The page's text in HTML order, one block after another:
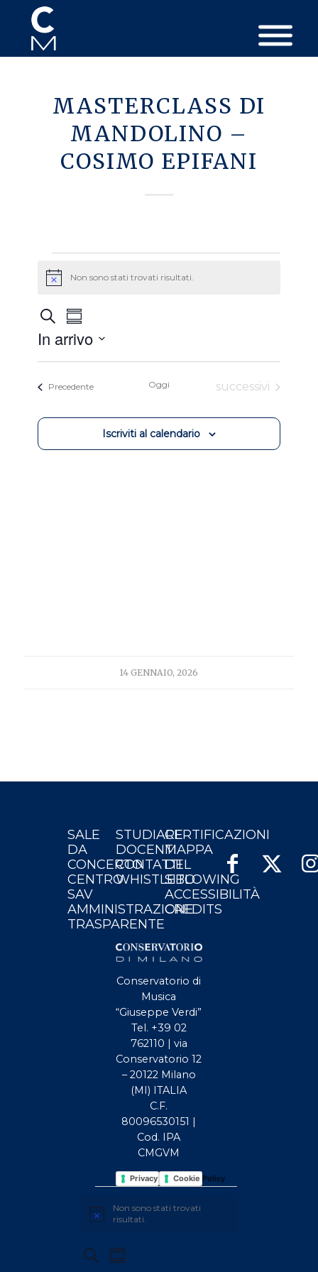
MASTERCLASS DI
MANDOLINO –
COSIMO EPIFANI
Eventi
AvvisoNon sono stati trovati risultati.
Eventi
Ricerca
Navigazione
CercaEvento
Viste
Navigazione
Sommario
In arrivo
data.
PrecedenteEventi Oggi Eventi
successivi
Iscriviti al calendario
14 GENNAIO, 2026
SALE
DA
CONCERTO
CENTRO
SAV
AMMINISTRAZIONE
TRASPARENTE
STUDIARE
DOCENTI
CONTATTI
WHISTLEBLOWING
CERTIFICAZIONI
MAPPA
DEL
SITO
ACCESSIBILITÀ
CREDITS
Conservatorio di
Musica
“Giuseppe Verdi”
Tel. +39 02
762110 | via
Conservatorio 12
– 20122 Milano
(MI) ITALIA
C.F.
80096530151 |
Cod. IPA
CMGVM
Privacy PolicyCookie Policy
EVENTI
Avviso
Non sono stati trovati
risultati.
EVENTI
CercaEvento
Sommario